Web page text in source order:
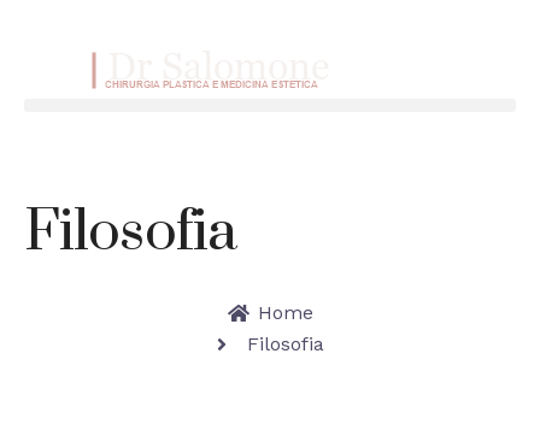
Filosofia
Home
Filosofia